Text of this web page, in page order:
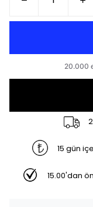
15 gün
15.00'dan